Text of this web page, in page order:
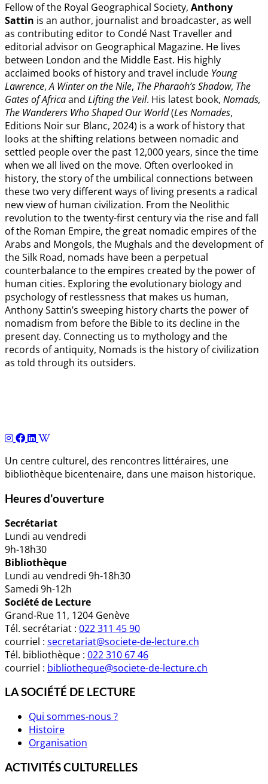
Fellow of the Royal Geographical Society, Anthony
Sattin is an author, journalist and broadcaster, as well
as contributing editor to Condé Nast Traveller and
editorial advisor on Geographical Magazine. He lives
between London and the Middle East. His highly
acclaimed books of history and travel include Young
Lawrence,A Winter on the Nile, The Pharaoh’s Shadow, The
Gates of Africaand Lifting the Veil. His latest book, Nomads,
The Wanderers Who Shaped Our World(Les Nomades,
Editions Noir sur Blanc, 2024) is a work of history that
looks at the shifting relations between nomadic and
settled people over the past 12,000 years, since the time
when we all lived on the move. Often overlooked in
history, the story of the umbilical connections between
these two very different ways of living presents a radical
new view of human civilization. From the Neolithic
revolution to the twenty-first century via the rise and fall
of the Roman Empire, the great nomadic empires of the
Arabs and Mongols, the Mughals and the development of
the Silk Road, nomads have been a perpetual
counterbalance to the empires created by the power of
human cities. Exploring the evolutionary biology and
psychology of restlessness that makes us human,
Anthony Sattin’s sweeping history charts the power of
nomadism from before the Bible to its decline in the
present day. Connecting us to mythology and the
records of antiquity, Nomads is the history of civilization
as told through its outsiders.
Un centre culturel, des rencontres littéraires, une
bibliothèque bicentenaire, dans une maison historique.
Heures d'ouverture
Secrétariat
Lundi au vendredi
9h-18h30
Bibliothèque
Lundi au vendredi 9h-18h30
Samedi 9h-12h
Société de Lecture
Grand-Rue 11, 1204 Genève
Tél. secrétariat : 022 311 45 90
courriel : secretariat@societe-de-lecture.ch
Tél. bibliothèque : 022 310 67 46
courriel : bibliotheque@societe-de-lecture.ch
LA SOCIÉTÉ DE LECTURE
Qui sommes-nous ?
Histoire
Organisation
ACTIVITÉS CULTURELLES